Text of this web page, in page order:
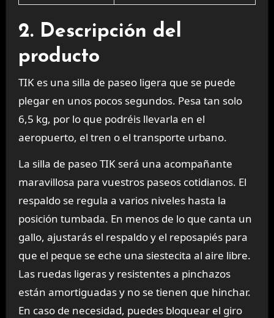
2. Descripción del
producto
TIK es una silla de paseo ligera que se puede
plegar en unos pocos segundos. Pesa tan solo
6,5 kg, por lo que podréis llevarla en el
aeropuerto, el tren o el transporte urbano.
La silla de paseo TIK será una acompañante
maravillosa para vuestros paseos cotidianos. El
respaldo se regula a varios niveles hasta la
posición tumbada. En menos de lo que canta un
gallo, ajustarás el respaldo y el reposapiés para
que el peque se eche una siestecita al aire libre.
Las ruedas ligeras y resistentes a pinchazos
están amortiguadas y no se tienen que hinchar.
En caso de necesidad, puedes bloquear el giro